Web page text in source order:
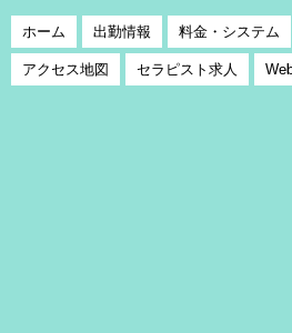
ホーム 出勤情報 料金・システム
アクセス地図 セラピスト求人